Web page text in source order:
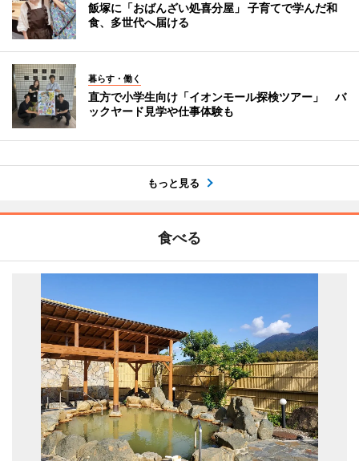
飯塚に「おばんざい処喜分屋」 子育てで学んだ和
食、多世代へ届ける
暮らす・働く
直方で小学生向け「イオンモール探検ツアー」 バ
ックヤード見学や仕事体験も
もっと見る
食べる